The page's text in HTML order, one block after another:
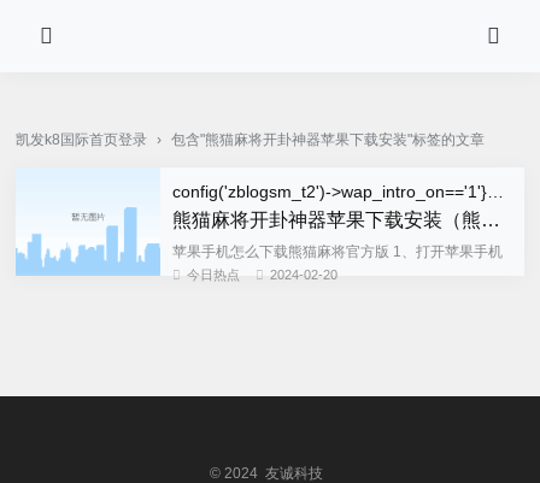
凯发k8国际首页登录 › 包含"熊猫麻将开卦神器苹果下载安装"标签的文章
熊猫麻将开卦神器苹果下载安装（熊猫麻将开挂神器下载安装免费）
苹果手机怎么下载熊猫麻将官方版 1、打开苹果手机
桌面上找到app store软件，然后在搜索框输入“熊猫
今日热点 2024-02-20
© 2024 友诚科技